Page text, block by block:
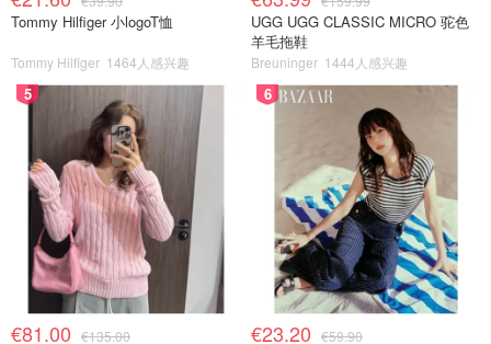
Tommy Hilfiger 小logoT恤
Tommy Hilfiger 1464人感兴趣
UGG UGG CLASSIC MICRO 驼色
羊毛拖鞋
Breuninger 1444人感兴趣
5
€81.00 €135.00
6
€23.20 €59.90